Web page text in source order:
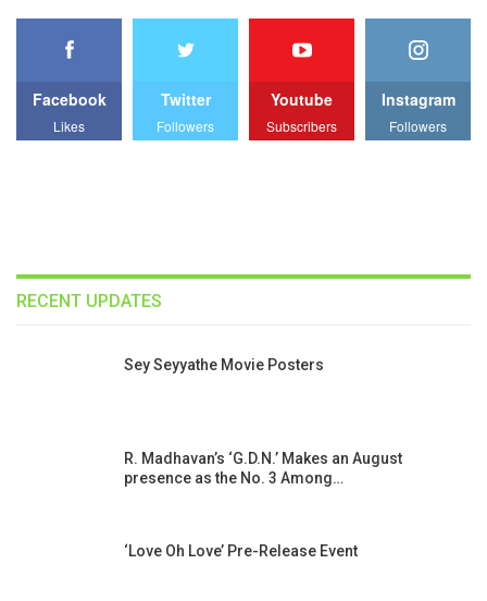
Facebook
Likes
Twitter
Followers
Youtube
Subscribers
Instagram
Followers
RECENT UPDATES
Sey Seyyathe Movie Posters
R. Madhavan’s ‘G.D.N.’ Makes an August
presence as the No. 3 Among…
‘Love Oh Love’ Pre-Release Event